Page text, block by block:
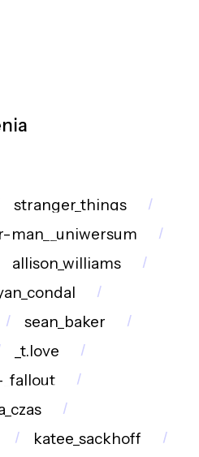
stranger_things
man__uniwersum
allison_williams
sean_baker
_t.love
katee_sackhoff